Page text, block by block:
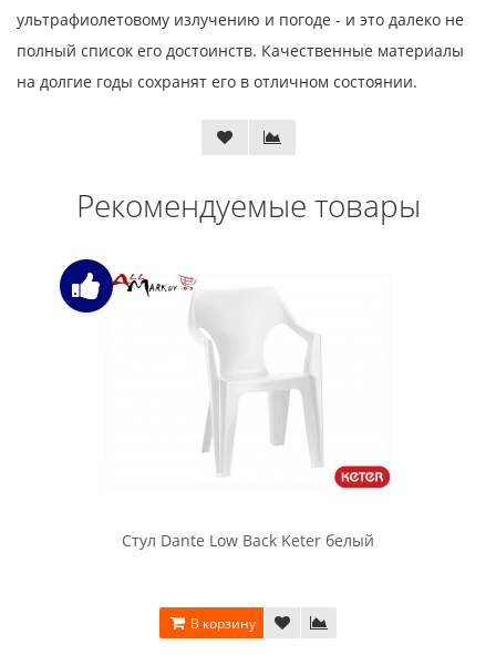
ультрафиолетовому излучению и погоде - и это далеко не
полный список его достоинств. Качественные материалы
на долгие годы сохранят его в отличном состоянии.
Рекомендуемые товары
Стул Dante Low Back Keter белый
В корзину